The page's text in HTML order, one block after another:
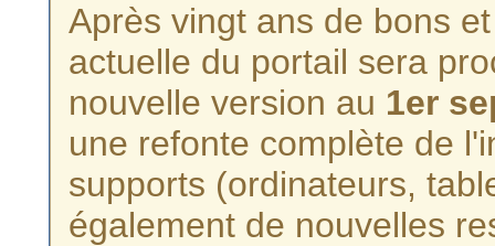
Après vingt ans de bons
actuelle du portail sera
nouvelle version au 1er
une refonte complète de
supports (ordinateurs,
également de nouvelles